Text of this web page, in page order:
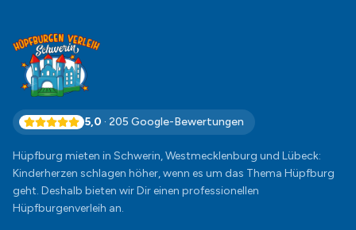
5,0 · 205 Google-Bewertungen
Hüpfburg mieten in Schwerin, Westmecklenburg und Lübeck:
Kinderherzen schlagen höher, wenn es um das Thema Hüpfburg
geht. Deshalb bieten wir Dir einen professionellen
Hüpfburgenverleih an.